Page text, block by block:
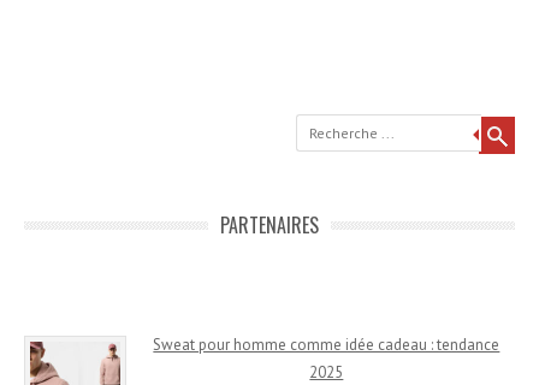
Recherche
PARTENAIRES
Sweat pour homme comme idée cadeau : tendance
2025